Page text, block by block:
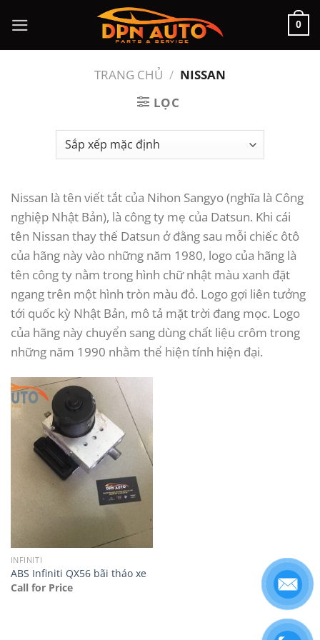
đến
nội
0
TRANG CHỦ / NISSAN
LỌC
Nissan là tên viết tắt của Nihon Sangyo (nghĩa là Công
nghiệp Nhật Bản), là công ty mẹ của Datsun. Khi cái
tên Nissan thay thế Datsun ở đằng sau mỗi chiếc ôtô
của hãng này vào những năm 1980, logo của hãng là
tên công ty nằm trong hình chữ nhật màu xanh đặt
ngang trên một hình tròn màu đỏ. Logo gợi liên tưởng
tới quốc kỳ Nhật Bản, mô tả mặt trời đang mọc. Logo
của hãng này chuyển sang dùng chất liệu crôm trong
những năm 1990 nhằm thể hiện tính hiện đại.
INFINITI
ABS Infiniti QX56 bãi tháo xe
Call for Price